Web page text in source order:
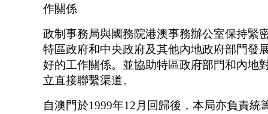
作關係
政制事務局與國務院港澳事務辦公室保持緊
特區政府和中央政府及其他內地政府部門發
好的工作關係。並協助特區政府部門和內地
立直接聯繫渠道。
自澳門於1999年12月回歸後，本局亦負責統